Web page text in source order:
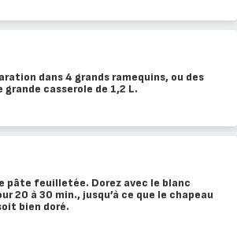
dans 4 grands ramequins, ou des
grande casserole de 1,2 L.
pâte feuilletée. Dorez avec le blanc
20 à 30 min., jusqu’à ce que le chapeau
bien doré.